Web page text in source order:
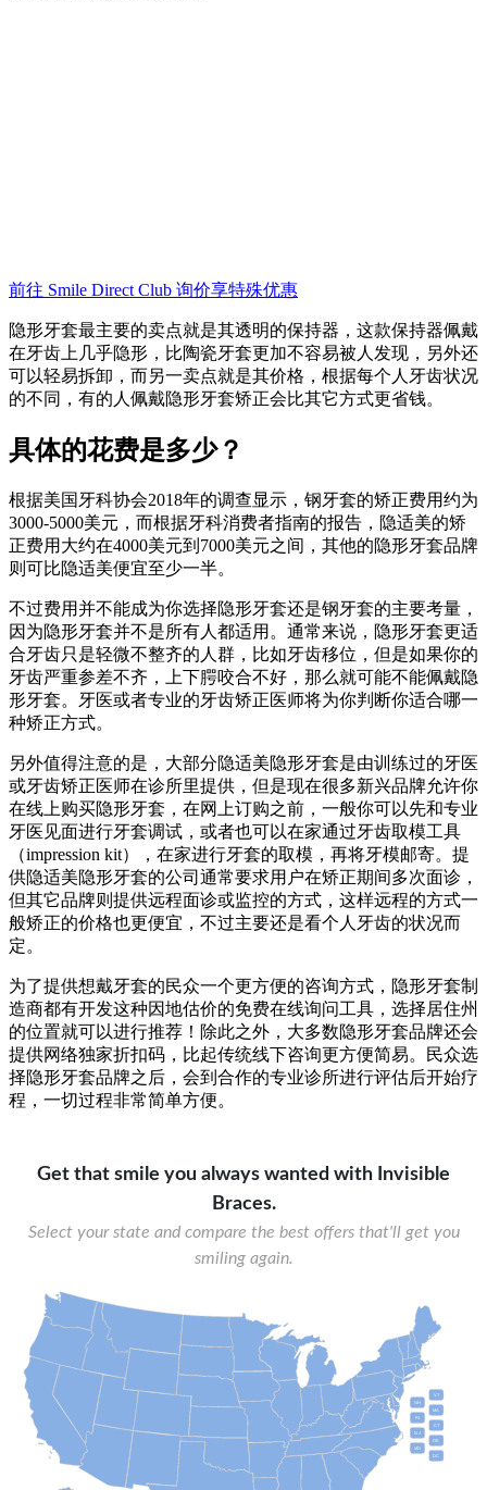
前往 Smile Direct Club 询价享特殊优惠
隐形牙套最主要的卖点就是其透明的保持器，这款保持器佩戴
在牙齿上几乎隐形，比陶瓷牙套更加不容易被人发现，另外还
可以轻易拆卸，而另一卖点就是其价格，根据每个人牙齿状况
的不同，有的人佩戴隐形牙套矫正会比其它方式更省钱。
具体的花费是多少？
根据美国牙科协会2018年的调查显示，钢牙套的矫正费用约为
3000-5000美元，而根据牙科消费者指南的报告，隐适美的矫
正费用大约在4000美元到7000美元之间，其他的隐形牙套品牌
则可比隐适美便宜至少一半。
不过费用并不能成为你选择隐形牙套还是钢牙套的主要考量，
因为隐形牙套并不是所有人都适用。通常来说，隐形牙套更适
合牙齿只是轻微不整齐的人群，比如牙齿移位，但是如果你的
牙齿严重参差不齐，上下腭咬合不好，那么就可能不能佩戴隐
形牙套。牙医或者专业的牙齿矫正医师将为你判断你适合哪一
种矫正方式。
另外值得注意的是，大部分隐适美隐形牙套是由训练过的牙医
或牙齿矫正医师在诊所里提供，但是现在很多新兴品牌允许你
在线上购买隐形牙套，在网上订购之前，一般你可以先和专业
牙医见面进行牙套调试，或者也可以在家通过牙齿取模工具
（impression kit），在家进行牙套的取模，再将牙模邮寄。提
供隐适美隐形牙套的公司通常要求用户在矫正期间多次面诊，
但其它品牌则提供远程面诊或监控的方式，这样远程的方式一
般矫正的价格也更便宜，不过主要还是看个人牙齿的状况而
定。
为了提供想戴牙套的民众一个更方便的咨询方式，隐形牙套制
造商都有开发这种因地估价的免费在线询问工具，选择居住州
的位置就可以进行推荐！除此之外，大多数隐形牙套品牌还会
提供网络独家折扣码，比起传统线下咨询更方便简易。民众选
择隐形牙套品牌之后，会到合作的专业诊所进行评估后开始疗
程，一切过程非常简单方便。